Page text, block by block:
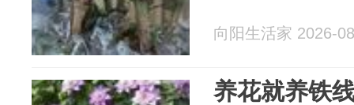
向阳生活家 2026-
养花就养铁